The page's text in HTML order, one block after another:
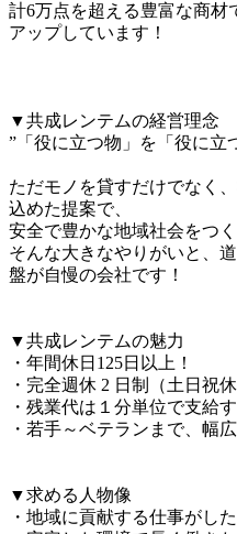
計6万点を超える豊富な商材
アップしています！
▼共成レンテムの経営理念
”「役に立つ物」を「役に立
ただモノを貸すだけでなく
込めた提案で、
安全で豊かな地域社会をつ
そんな大きなやりがいと、
盤が自慢の会社です！
▼共成レンテムの魅力
・年間休日125日以上！
・完全週休 2 日制（土日祝休
・残業代は１分単位で支給
・若手～ベテランまで、幅
▼求める人物像
・地域に貢献する仕事がし